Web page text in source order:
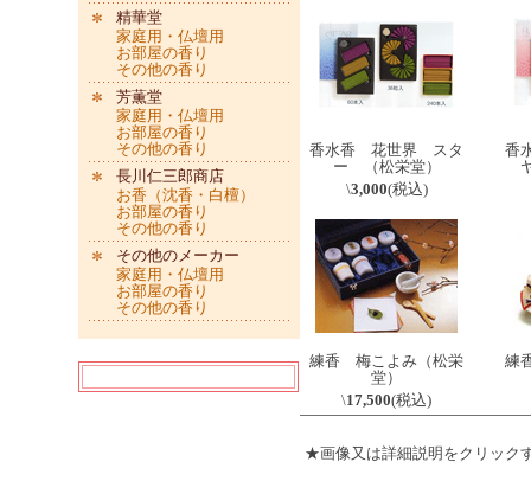
精華堂
家庭用・仏壇用
お部屋の香り
その他の香り
芳薫堂
家庭用・仏壇用
お部屋の香り
その他の香り
長川仁三郎商店
お香（沈香・白檀）
お部屋の香り
その他の香り
その他のメーカー
家庭用・仏壇用
お部屋の香り
その他の香り
香水香 花世界 スタ
ー （松栄堂）
\3,000(税込)
香
練香 梅こよみ（松栄
堂）
\17,500(税込)
練
★画像又は詳細説明をクリック